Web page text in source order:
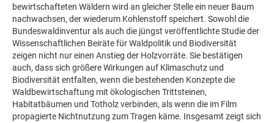
bewirtschafteten Wäldern wird an gleicher Stelle ein neuer Baum
nachwachsen, der wiederum Kohlenstoff speichert. Sowohl die
Bundeswaldinventur als auch die jüngst veröffentlichte Studie der
Wissenschaftlichen Beiräte für Waldpolitik und Biodiversität
zeigen nicht nur einen Anstieg der Holzvorräte. Sie bestätigen
auch, dass sich größere Wirkungen auf Klimaschutz und
Biodiversität entfalten, wenn die bestehenden Konzepte die
Waldbewirtschaftung mit ökologischen Trittsteinen,
Habitatbäumen und Totholz verbinden, als wenn die im Film
propagierte Nichtnutzung zum Tragen käme. Insgesamt zeigt sich